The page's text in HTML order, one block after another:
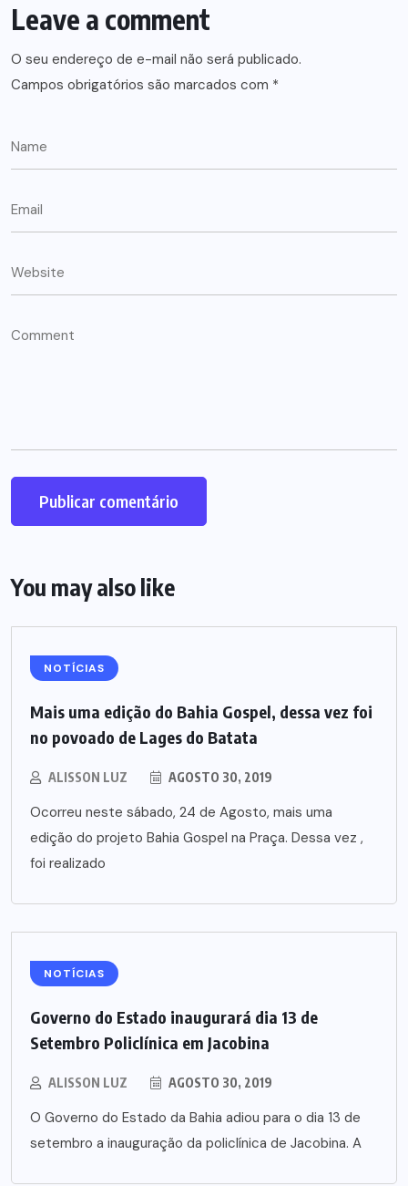
Leave a comment
O seu endereço de e-mail não será publicado.
Campos obrigatórios são marcados com *
You may also like
NOTÍCIAS
Mais uma edição do Bahia Gospel, dessa vez foi
no povoado de Lages do Batata
ALISSON LUZ AGOSTO 30, 2019
Ocorreu neste sábado, 24 de Agosto, mais uma
edição do projeto Bahia Gospel na Praça. Dessa vez ,
foi realizado
NOTÍCIAS
Governo do Estado inaugurará dia 13 de
Setembro Policlínica em Jacobina
ALISSON LUZ AGOSTO 30, 2019
O Governo do Estado da Bahia adiou para o dia 13 de
setembro a inauguração da policlínica de Jacobina. A